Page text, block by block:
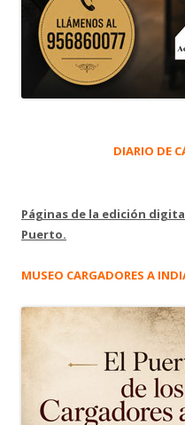
DIARIO DE
Páginas de la edición
Puerto.
MUSEO CARGADORES A